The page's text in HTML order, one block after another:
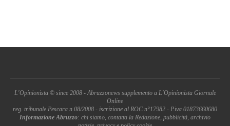
L'Opinionista © since 2008 - Abruzzonews supplemento a L'Opinionista Giornale
Online
reg. tribunale Pescara n.08/2008 - iscrizione al ROC n°17982 - P.iva 01873660680
Informazione Abruzzo: chi siamo, contatta la Redazione, pubblicità, archivio